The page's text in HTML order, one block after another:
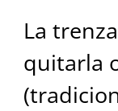
La
quitarla